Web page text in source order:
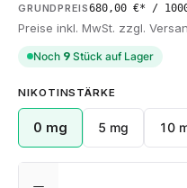
GRUNDPREIS680,00 €* /
Preise inkl. MwSt. zzgl.
Noch 9 Stück auf Lager
NIKOTINSTÄRKE
0 mg 5 mg 10
Produkt